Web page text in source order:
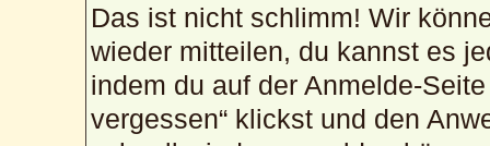
Das ist nicht schlimm! Wir
wieder mitteilen, du kannst es
indem du auf der Anmelde-
vergessen“ klickst und den